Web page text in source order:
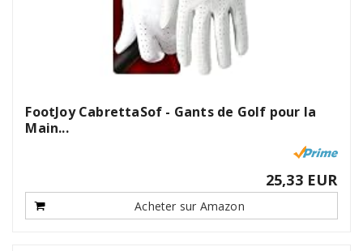
FootJoy CabrettaSof - Gants de Golf pour la
Main...
25,33 EUR
Acheter sur Amazon